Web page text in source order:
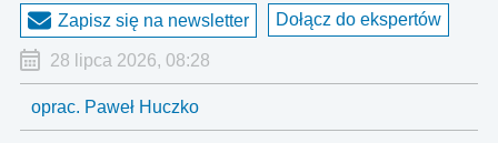
Zapisz się na newsletter Dołącz do ekspertów
28 lipca 2026, 08:28
oprac. Paweł Huczko